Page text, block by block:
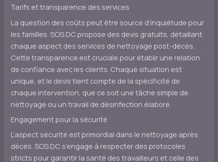
Tarifs et transparence des services
La question des coûts peut être source d’inquiétude pour
les familles. SOS DC propose des devis gratuits, détaillant
chaque aspect des services de nettoyage post-décès.
Cette transparence est cruciale pour établir une relation
de confiance avec les clients. Chaque situation est
unique, et le devis tient compte de la spécificité de
chaque intervention, que ce soit une tâche simple de
nettoyage ou un travail de désinfection élaboré.
Engagement pour la sécurité
L’aspect sécurité est primordial dans le nettoyage après
décès. SOS DC s’engage à respecter des protocoles
stricts pour garantir la santé des travailleurs et celle des